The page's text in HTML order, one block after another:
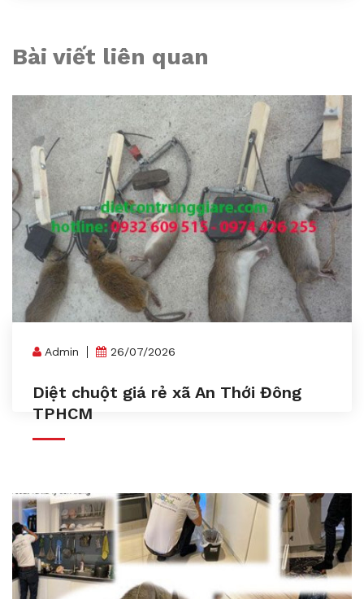
Bài viết liên quan
Admin 26/07/2026
Diệt chuột giá rẻ xã An Thới Đông
TPHCM